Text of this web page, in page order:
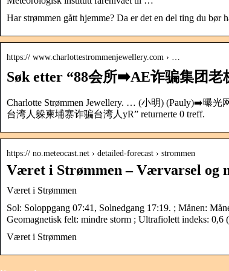
Har strømmen gått hjemme? Da er det en del ting du bør
https:// www.charlottestrommenjewellery.com › …
Søk etter “88会所➡️AE诈骗集团
Charlotte Strømmen Jewellery. … (小明) (Pauly)➡️曝
台湾人躲柬埔寨诈骗台湾人yR” returnerte 0 treff.
https:// no.meteocast.net › detailed-forecast › strommen
Været i Strømmen – Værvarsel og
Været i Strømmen
Sol: Soloppgang 07:41, Solnedgang 17:19. ; Månen:
Geomagnetisk felt: mindre storm ; Ultrafiolett indeks:
Været i Strømmen